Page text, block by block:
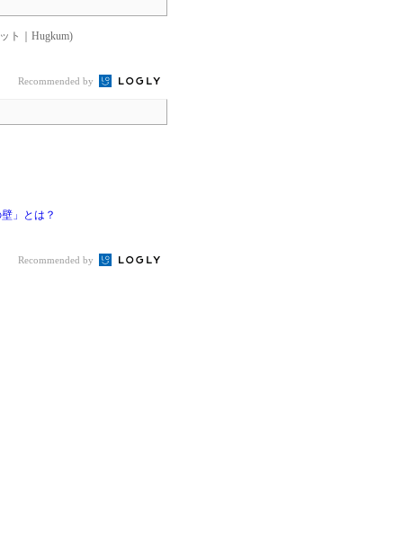
ト｜Hugkum)
Recommended by
」とは？
Recommended by